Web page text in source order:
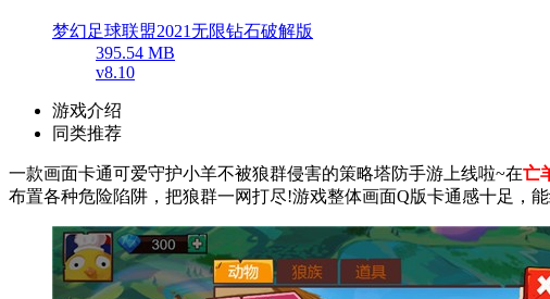
梦幻足球联盟2021无限钻石破解版
395.54 MB
v8.10
游戏介绍
同类推荐
一款画面卡通可爱守护小羊不被狼群侵害的策略塔防手游上线啦~在亡
布置各种危险陷阱，把狼群一网打尽!游戏整体画面Q版卡通感十足，